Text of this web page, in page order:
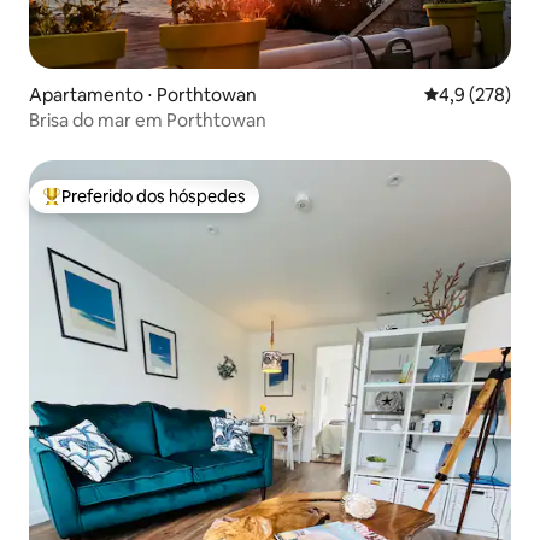
Apartamento ⋅ Porthtowan 4,9 de uma
4,9 (278)
Brisa do mar em Porthtowan
Entre os melhores preferidos dos hóspedes
Preferido dos hóspedes